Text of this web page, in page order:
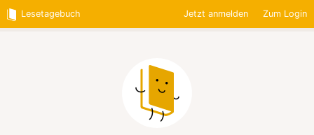
Lesetagebuch Jetzt anmelden Zum Login